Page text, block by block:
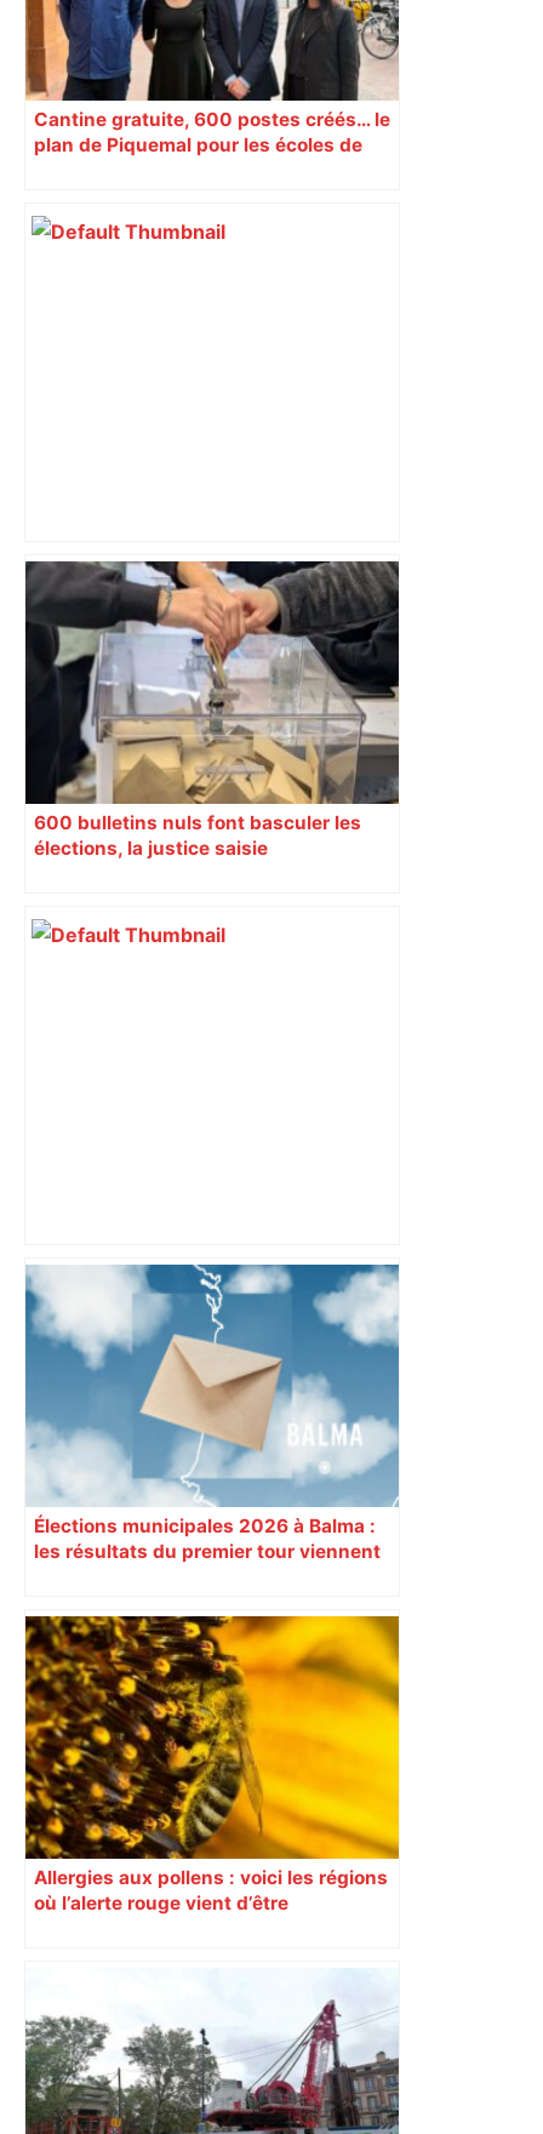
Cantine gratuite, 600 postes créés… le
plan de Piquemal pour les écoles de
Un Airbus pas comme les autres :
l’étonnante histoire de l' Airbus A220 –
ici.fr
600 bulletins nuls font basculer les
élections, la justice saisie
« Si ça ferme, ça va laisser un vide » : à
Toulouse, les étudiants inquiets pour
l'avenir de la librairie Gibert – Actu.fr
Élections municipales 2026 à Balma :
les résultats du premier tour viennent
Allergies aux pollens : voici les régions
où l’alerte rouge vient d’être